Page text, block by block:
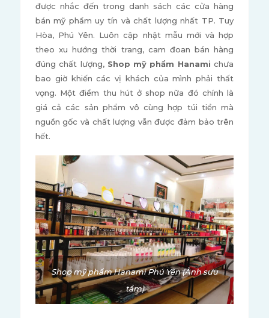
được nhắc đến trong danh sách các cửa hàng
bán mỹ phẩm uy tín và chất lượng nhất TP. Tuy
Hòa, Phú Yên. Luôn cập nhật mẫu mới và hợp
theo xu hướng thời trang, cam đoan bán hàng
đúng chất lượng, Shop mỹ phẩm Hanami chưa
bao giờ khiến các vị khách của mình phải thất
vọng. Một điểm thu hút ở shop nữa đó chính là
giá cả các sản phẩm vô cùng hợp túi tiền mà
nguồn gốc và chất lượng vẫn được đảm bảo trên
hết.
Shop mỹ phẩm Hanami Phú Yên (Ảnh sưu
tầm)